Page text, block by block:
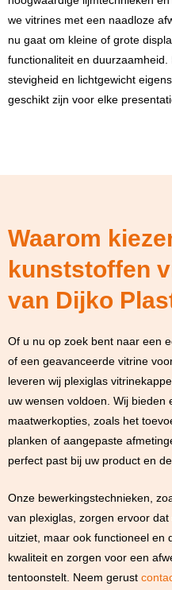
we vitrines met een naadloze
nu gaat om kleine of grote
functionaliteit en duurzaamheid.
stevigheid en lichtgewicht
geschikt zijn voor elke
Waarom
kunststoffen
van Dijko
Of u nu op zoek bent naar een
of een geavanceerde vitrine
leveren wij plexiglas
uw wensen voldoen. Wij bieden
maatwerkopties, zoals het
planken of aangepaste
perfect past bij uw product en
Onze bewerkingstechnieken,
van plexiglas, zorgen ervoor
uitziet, maar ook functioneel en
kwaliteit en zorgen voor een
tentoonstelt. Neem gerust